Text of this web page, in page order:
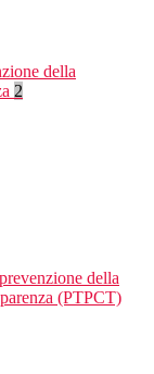
della
2
della
(PTPCT)